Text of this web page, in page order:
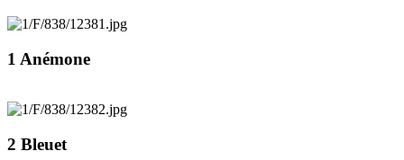
1 Anémone
2 Bleuet